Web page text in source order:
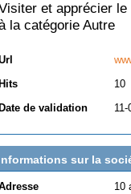
et apprécier le
la catégorie Autre
10
de validation
11-
sur la
10